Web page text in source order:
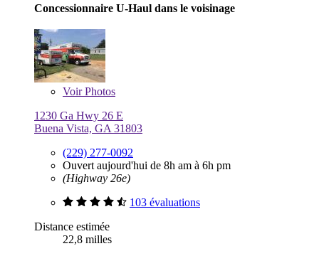
Concessionnaire U-Haul dans le voisinage
VoirPhotos
1230 Ga Hwy 26 E
Buena Vista, GA 31803
(229) 277-0092
Ouvert aujourd'hui de 8h am à 6h pm
(Highway 26e)
103 évaluations
Distance estimée
22,8 milles